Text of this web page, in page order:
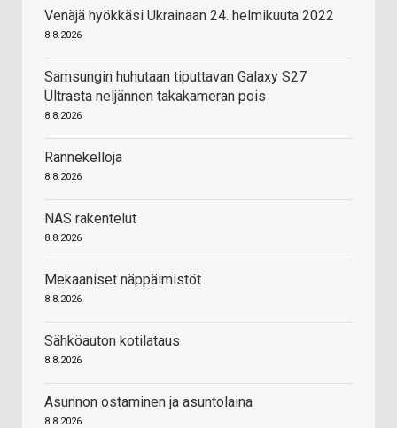
Venäjä hyökkäsi Ukrainaan 24. helmikuuta 2022
8.8.2026
Samsungin huhutaan tiputtavan Galaxy S27
Ultrasta neljännen takakameran pois
8.8.2026
Rannekelloja
8.8.2026
NAS rakentelut
8.8.2026
Mekaaniset näppäimistöt
8.8.2026
Sähköauton kotilataus
8.8.2026
Asunnon ostaminen ja asuntolaina
8.8.2026